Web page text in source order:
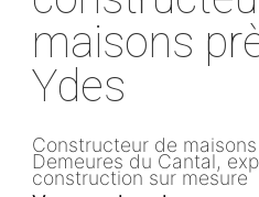
maisons
Ydes
Constructeur de maisons
Demeures du Cantal,
construction sur mesure